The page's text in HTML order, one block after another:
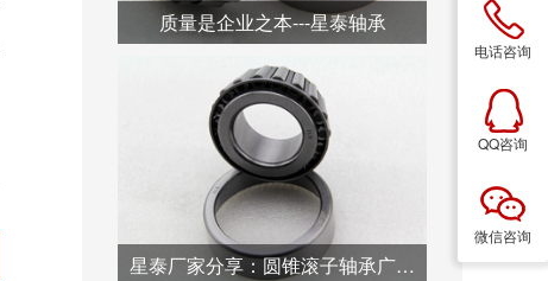
质量是企业之本---星泰轴承
星泰厂家分享：圆锥滚子轴承广泛用于汽车行业
电话咨询
QQ咨询
微信咨询